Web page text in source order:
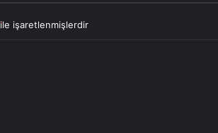
ile işaretlenmişlerdir